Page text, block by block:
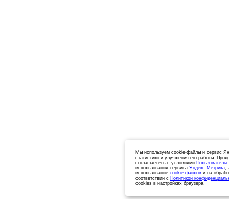
Мы используем cookie-файлы и сервис
статистики и улучшения его работы.
соглашаетесь с условиями
использования сервиса Яндекс.Метрика,
использование cookie-файлов и на
соответствии с Политикой
cookies в настройках браузера.